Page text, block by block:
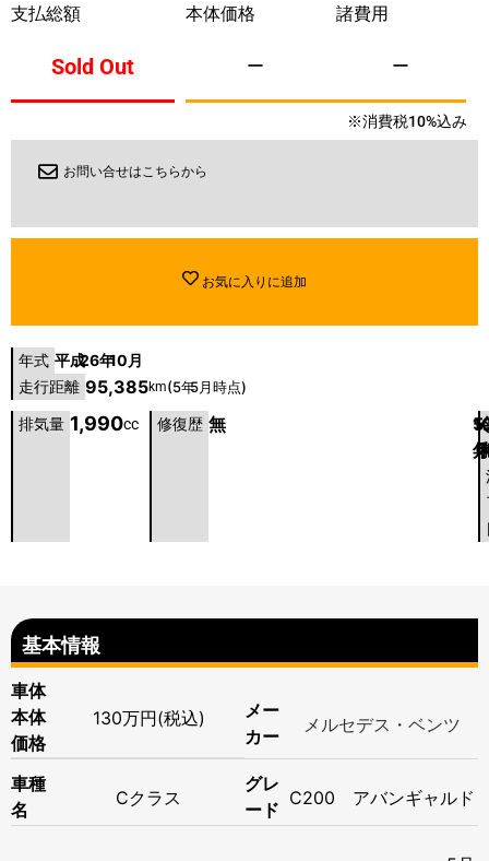
支払総額
Sold Out
本体価格
ー
諸費用
ー
※消費税10%込み
お問い合せはこちらから
お気に入りに追加
年式 平成26年10月
走行距離 95,385km(5年5月時点)
排気量 1,990cc 修復歴 無
5
年
月
基本情報
車体
本体
価格
130万円(税込)
メー
カー
メルセデス・ベンツ
車種
名
Cクラス
グレ
ード
C200 アバンギャルド